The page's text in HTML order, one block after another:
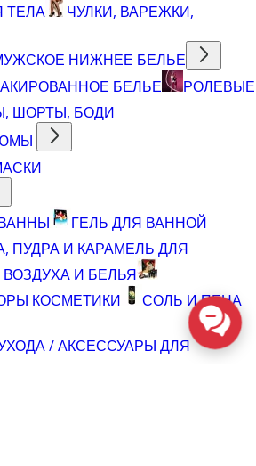
ТЕЛА
ЧУЛКИ, ВАРЕЖКИ,
НИЖНЕЕ БЕЛЬЕ
БЕЛЬЕ
РОЛЕВЫЕ
ШОРТЫ, БОДИ
ГЕЛЬ ДЛЯ ВАННОЙ
ПУДРА И КАРАМЕЛЬ ДЛЯ
И БЕЛЬЯ
КОСМЕТИКИ
СОЛЬ И ПЕНА
/ АКСЕССУАРЫ ДЛЯ